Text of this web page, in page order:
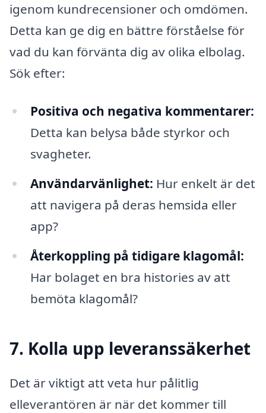
igenom kundrecensioner och omdömen.
Detta kan ge dig en bättre förståelse för
vad du kan förvänta dig av olika elbolag.
Sök efter:
Positiva och negativa kommentarer:
Detta kan belysa både styrkor och
svagheter.
Användarvänlighet: Hur enkelt är det
att navigera på deras hemsida eller
app?
Återkoppling på tidigare klagomål:
Har bolaget en bra histories av att
bemöta klagomål?
7. Kolla upp leveranssäkerhet
Det är viktigt att veta hur pålitlig
elleverantören är när det kommer till